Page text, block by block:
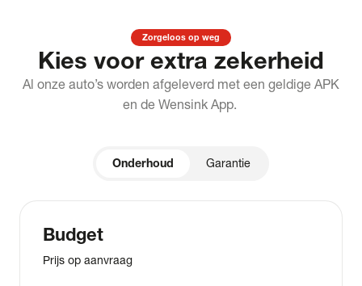
Zorgeloos op weg
Kies voor extra zekerheid
Al onze auto’s worden afgeleverd met een geldige APK
en de Wensink App.
Onderhoud Garantie
Budget
Prijs op aanvraag